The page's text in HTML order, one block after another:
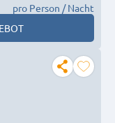
pro Person / Nacht